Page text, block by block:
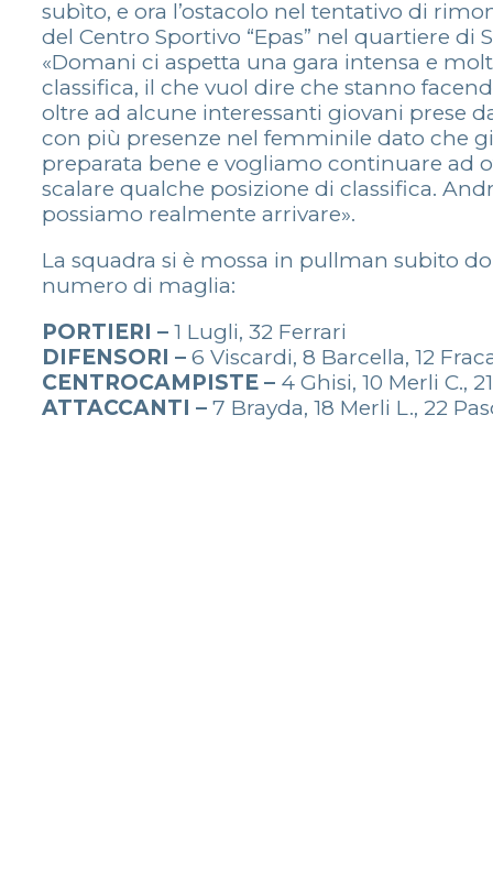
subìto, e ora l’ostacolo nel tentativo di
del Centro Sportivo “Epas” nel quartiere
«Domani ci aspetta una gara intensa e
classifica, il che vuol dire che stanno
oltre ad alcune interessanti giovani prese
con più presenze nel femminile dato che
preparata bene e vogliamo continuare ad
scalare qualche posizione di classifica.
possiamo realmente arrivare».
La squadra si è mossa in pullman subito
numero di maglia:
PORTIERI – 1 Lugli, 32 Ferrari
DIFENSORI – 6 Viscardi, 8 Barcella, 12
CENTROCAMPISTE – 4 Ghisi, 10 Merli C.,
ATTACCANTI – 7 Brayda, 18 Merli L., 22